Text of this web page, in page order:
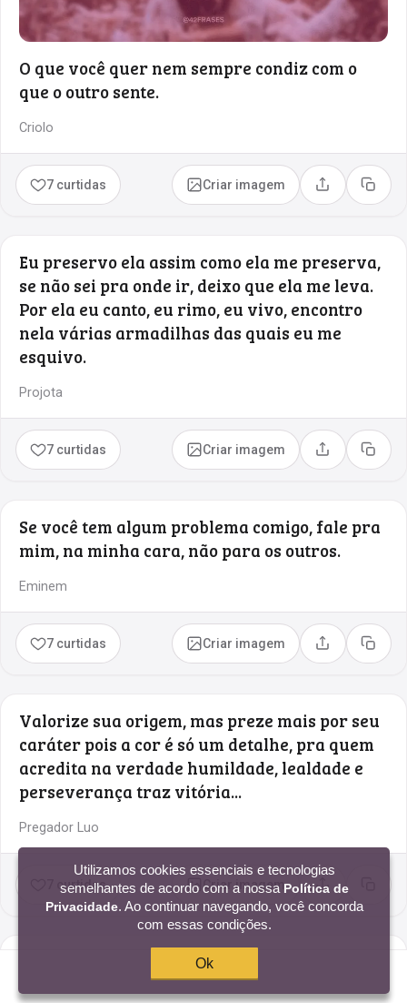
O que você quer nem sempre condiz com o
que o outro sente.
Criolo
7 curtidas Criar imagem Compartilhar
Copiar
Eu preservo ela assim como ela me preserva,
se não sei pra onde ir, deixo que ela me leva.
Por ela eu canto, eu rimo, eu vivo, encontro
nela várias armadilhas das quais eu me
esquivo.
Projota
7 curtidas Criar imagem Compartilhar
Copiar
Se você tem algum problema comigo, fale pra
mim, na minha cara, não para os outros.
Eminem
7 curtidas Criar imagem Compartilhar
Copiar
Valorize sua origem, mas preze mais por seu
caráter pois a cor é só um detalhe, pra quem
acredita na verdade humildade, lealdade e
perseverança traz vitória...
Pregador Luo
7 curtidas Criar imagem Compartilhar
Copiar
Enquanto buscam o sentido da vida, eu vivo
Utilizamos cookies essenciais e tecnologias
semelhantes de acordo com a nossa Política de
Privacidade. Ao continuar navegando, você concorda
com essas condições.
Ok